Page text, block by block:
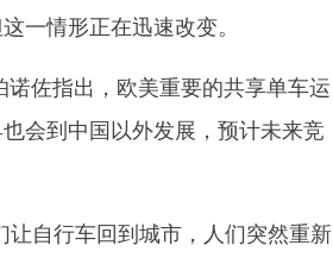
一情形正在迅速改变。
佐指出，欧美重要的共享单车运
会到中国以外发展，预计未来竞
自行车回到城市，人们突然重新